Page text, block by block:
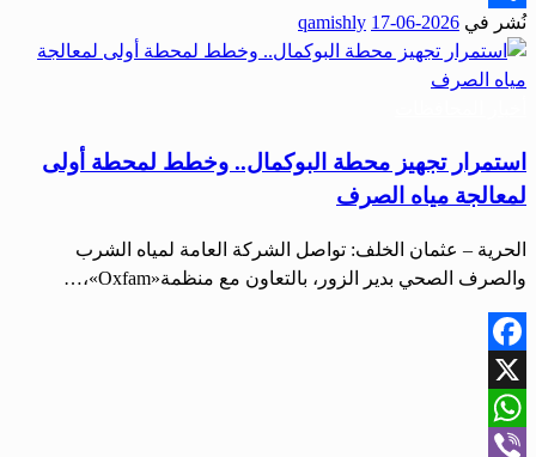
Share
نُشر في 2026-06-17
qamishly
استمرار تجهيز محطة البوكمال.. وخطط لمحطة أولى
لمعالجة مياه الصرف
الحرية – عثمان الخلف: تواصل الشركة العامة لمياه الشرب
والصرف الصحي بدير الزور، بالتعاون مع منظمة«Oxfam»،…
Facebook
X
WhatsApp